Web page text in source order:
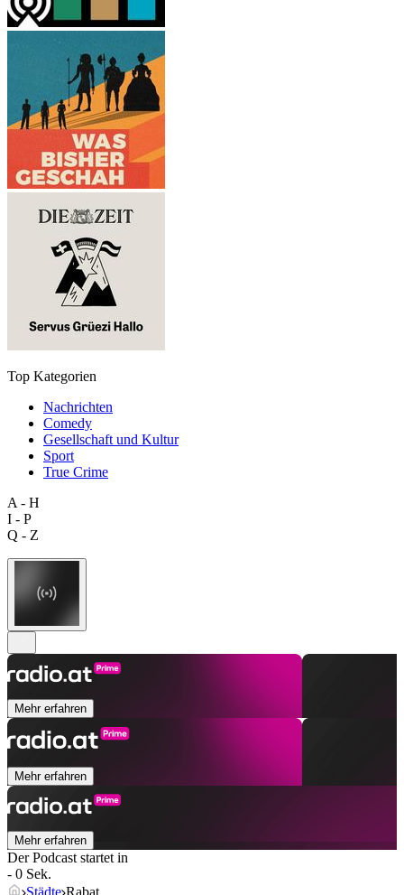
Top Kategorien
Nachrichten
Comedy
Gesellschaft und Kultur
Sport
True Crime
A - H
I - P
Q - Z
Mehr erfahren
Mehr erfahren
Mehr erfahren
Der Podcast startet in
- 0 Sek.